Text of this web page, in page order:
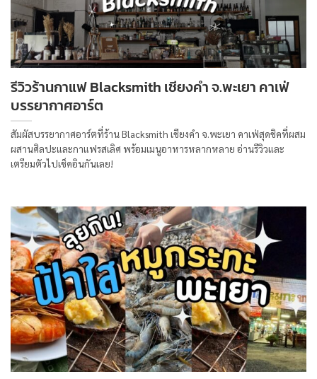
รีวิวร้านกาแฟ Blacksmith เชียงคำ จ.พะเยา คาเฟ่
บรรยากาศอาร์ต
สัมผัสบรรยากาศอาร์ตที่ร้าน Blacksmith เชียงคำ จ.พะเยา คาเฟ่สุดชิคที่ผสม
ผสานศิลปะและกาแฟรสเลิศ พร้อมเมนูอาหารหลากหลาย อ่านรีวิวและ
เตรียมตัวไปเช็คอินกันเลย!